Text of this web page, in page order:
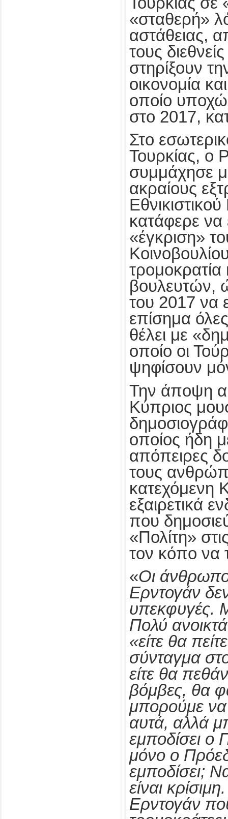
«σταθερή»
αστάθειας,
τους
στηρίξουν
οικονομία
οποίο
στο 2017,
Στο
Τουρκίας, ο
συμμάχησε
ακραίους
κατάφερε να
«έγκριση»
τρομοκρατία
βουλευτών,
του 2017 να
επίσημα
θέλει με
οποίο οι
ψηφίσουν
Την άποψη
Κύπριος
οποίος ήδη
απόπειρες
τους
κατεχόμενη
εξαιρετικά
που
«Πολίτη»
τον κόπο να
«Οι
Ερντογάν
υπεκφυγές.
Πολύ
«είτε θα
σύνταγμα
είτε θα
βόμβες, θα
μπορούμε να
αυτά, αλλά
εμποδίσει ο
μόνο ο
εμποδίσει;
είναι
Ερντογάν